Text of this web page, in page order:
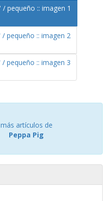
más artículos de
Peppa Pig